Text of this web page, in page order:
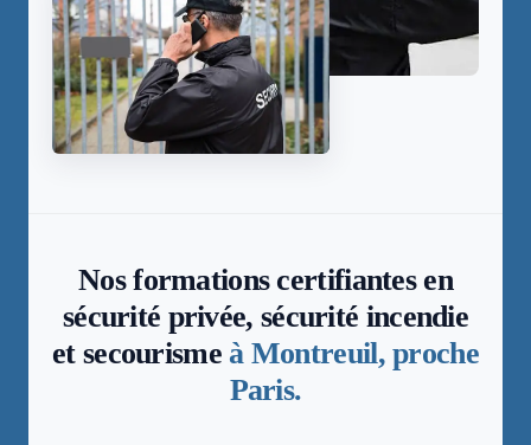
Nos formations certifiantes en
sécurité privée, sécurité incendie
et secourismeà Montreuil, proche
Paris.